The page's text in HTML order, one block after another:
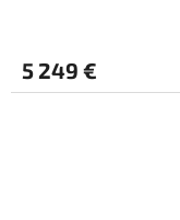
5 249 €